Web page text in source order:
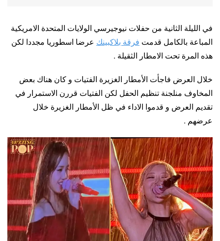
في الليلة الثانية من حفلات نيوجيرسي الولايات المتحدة الامريكية
المباعة بالكامل قدمت فرقة بلاكبينك عرضا اسطوريا مجددا لكن
هذه المرة تحت الامطار الثقيلة .
خلال العرض فاجأت الأمطار الغزيرة الفتيات و كان هناك بعض
المخاوف منلجنة تنظيم الحفل لكن الفتيات قررن الاستمرار في
تقديم العرض و قدموا الاداء في ظل الأمطار الغزيرة خلال
عرضهم .